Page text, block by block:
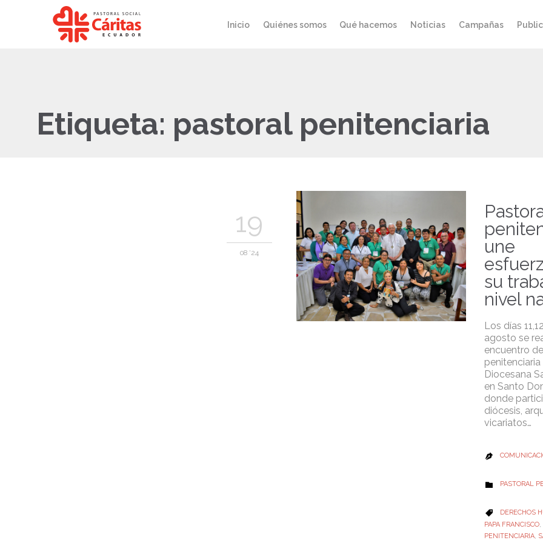
Inicio Quiénes somos Qué hacemos Noticias Campañas
Etiqueta: pastoral penitenciaria
19
08 '24
une
su
nivel
Los días
agosto se
encuentro
penitenciaria
Diocesana
en Santo
donde
diócesis,
vicariatos…

 CATEGORY
PASTORAL
 CATEGORY
DERECHOS
PAPA FRANCISCO,
PENITENCIARIA,